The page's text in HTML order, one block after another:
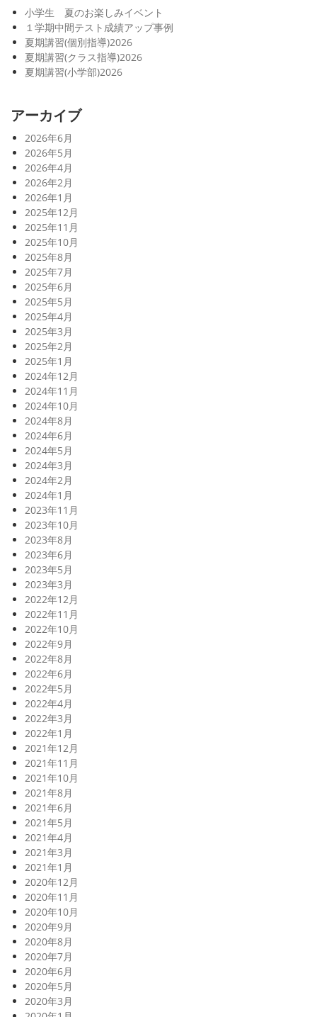
小学生 夏のお楽しみイベント
１学期中間テスト成績アップ事例
夏期講習(個別指導)2026
夏期講習(クラス指導)2026
夏期講習(小学部)2026
アーカイブ
2026年6月
2026年5月
2026年4月
2026年2月
2026年1月
2025年12月
2025年11月
2025年10月
2025年8月
2025年7月
2025年6月
2025年5月
2025年4月
2025年3月
2025年2月
2025年1月
2024年12月
2024年11月
2024年10月
2024年8月
2024年6月
2024年5月
2024年3月
2024年2月
2024年1月
2023年11月
2023年10月
2023年8月
2023年6月
2023年5月
2023年3月
2022年12月
2022年11月
2022年10月
2022年9月
2022年8月
2022年6月
2022年5月
2022年4月
2022年3月
2022年1月
2021年12月
2021年11月
2021年10月
2021年8月
2021年6月
2021年5月
2021年4月
2021年3月
2021年1月
2020年12月
2020年11月
2020年10月
2020年9月
2020年8月
2020年7月
2020年6月
2020年5月
2020年3月